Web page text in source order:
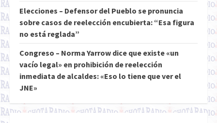
Elecciones – Defensor del Pueblo se pronuncia
sobre casos de reelección encubierta: “Esa figura
no está reglada”
Congreso – Norma Yarrow dice que existe «un
vacío legal» en prohibición de reelección
inmediata de alcaldes: «Eso lo tiene que ver el
JNE»